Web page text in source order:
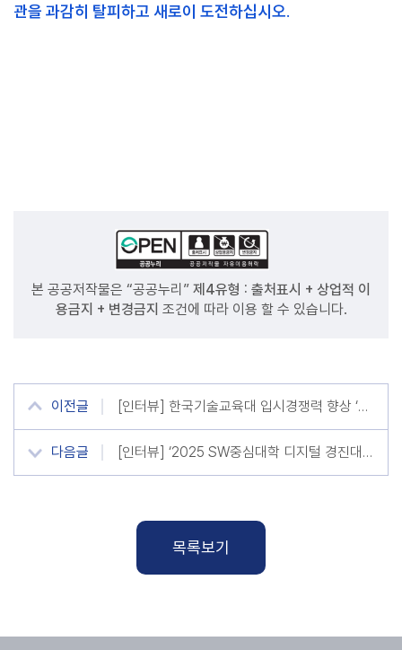
관을 과감히 탈피하고 새로이 도전하십시오.
본 공공저작물은 “공공누리” 제4유형 : 출처표시 + 상업적 이
용금지 + 변경금지 조건에 따라 이용 할 수 있습니다.
이전글 [인터뷰] 한국기술교육대 입시경쟁력 향상 ‘숨은 주역’ 한지수 직원
다음글 [인터뷰] ‘2025 SW중심대학 디지털 경진대회’ 대상 한국기술교육대 ‘말벗팀’
목록보기